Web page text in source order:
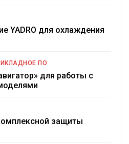
YADRO для охлаждения
ПО
для работы с
защиты